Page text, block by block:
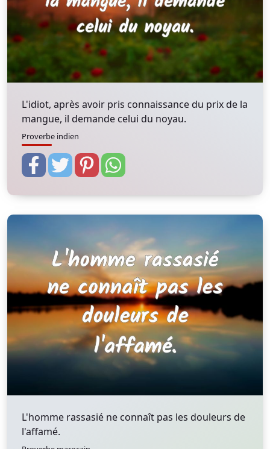
L'idiot, après avoir pris connaissance du prix de la
mangue, il demande celui du noyau.
Proverbe indien
L'homme rassasié ne connaît pas les douleurs de
l'affamé.